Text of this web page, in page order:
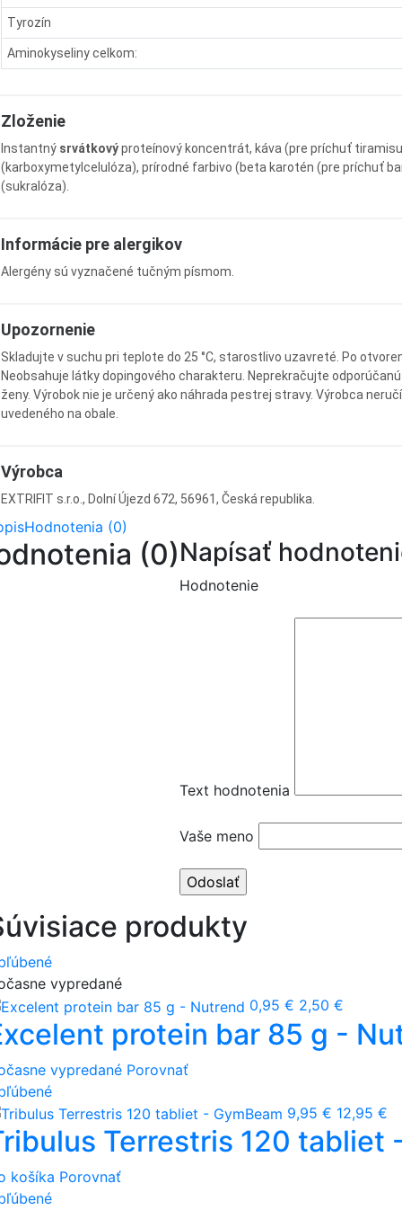
Tyrozín
Aminokyseliny celkom:
Zloženie
Instantný srvátkovýproteínový koncentrát, káva (pre príchuť
(karboxymetylcelulóza), prírodné farbivo (beta karotén (pre príchuť
(sukralóza).
Informácie pre alergikov
Alergény sú vyznačené tučným písmom.
Upozornenie
Skladujte v suchu pri teplote do 25 °C, starostlivo uzavreté. Po
Neobsahuje látky dopingového charakteru. Neprekračujte
ženy. Výrobok nie je určený ako náhrada pestrej stravy. Výrobca
uvedeného na obale.
Výrobca
EXTRIFIT s.r.o., Dolní Újezd 672, 56961, Česká republika.
Hodnotenia (0)
(0)Napísať
Hodnotenie
Text hodnotenia
Vaše meno
produkty
vypredané
0,95 € 2,50 €
protein bar 85 g -
vypredané Porovnať
9,95 € 12,95 €
Terrestris 120 tabliet
košíka Porovnať